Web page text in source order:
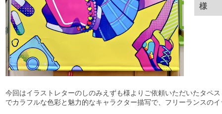
様
今回はイラストレターのしのみえずも様よりご依頼いただいたタペ
でカラフルな色彩と魅力的なキャラクター描写で、フリーランスの